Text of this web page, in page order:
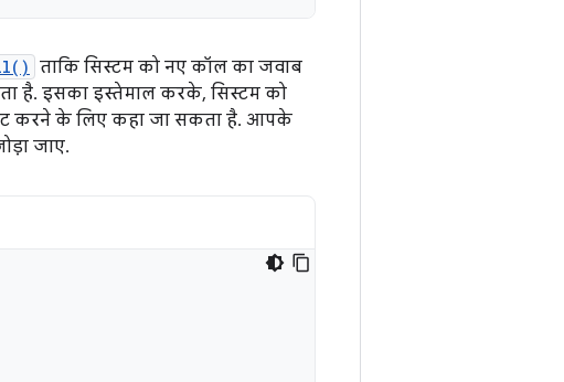
ताकि सिस्टम को नए कॉल का जवाब
है. इसका इस्तेमाल करके, सिस्टम को
करने के लिए कहा जा सकता है. आपके
जाए.